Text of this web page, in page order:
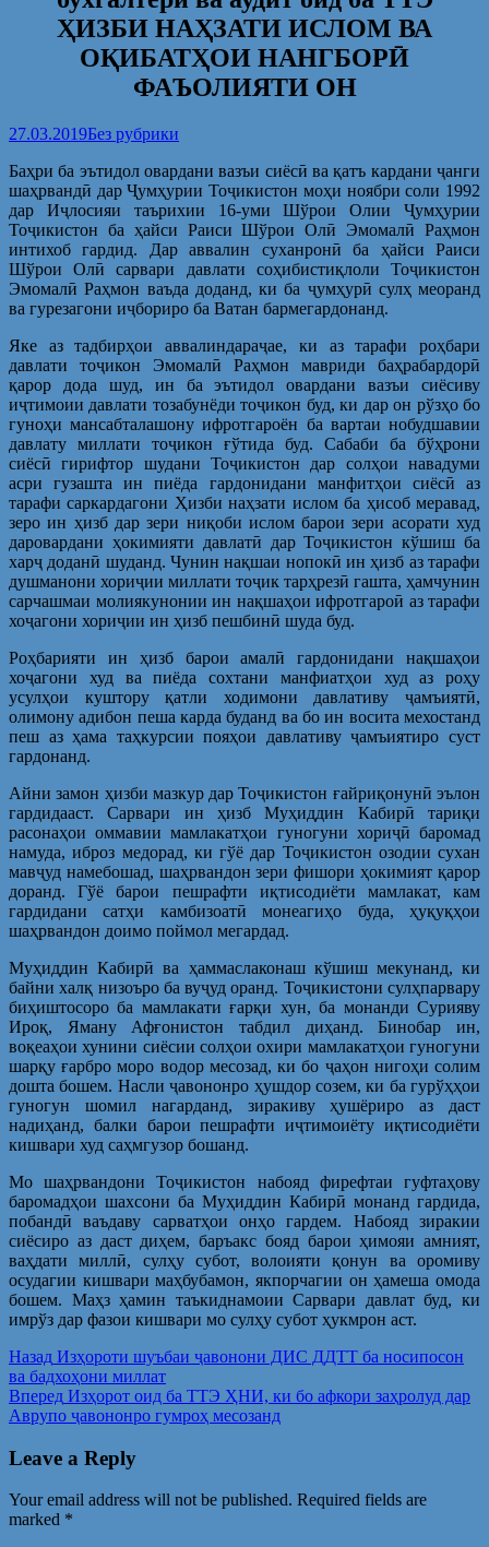
ҲИЗБИ НАҲЗАТИ ИСЛОМ ВА
ОҚИБАТҲОИ НАНГБОРӢ
ФАЪОЛИЯТИ ОН
27.03.2019Без рубрики
Баҳри ба эътидол овардани вазъи сиёсӣ ва қатъ кардани ҷанги
шаҳрвандӣ дар Ҷумҳурии Тоҷикистон моҳи ноябри соли 1992
дар Иҷлосияи таърихии 16-уми Шўрои Олии Ҷумҳурии
Тоҷикистон ба ҳайси Раиси Шўрои Олӣ Эмомалӣ Раҳмон
интихоб гардид. Дар аввалин суханронӣ ба ҳайси Раиси
Шўрои Олӣ сарвари давлати соҳибистиқлоли Тоҷикистон
Эмомалӣ Раҳмон ваъда доданд, ки ба ҷумҳурӣ сулҳ меоранд
ва гурезагони иҷбориро ба Ватан бармегардонанд.
Яке аз тадбирҳои аввалиндараҷае, ки аз тарафи роҳбари
давлати тоҷикон Эмомалӣ Раҳмон мавриди баҳрабардорӣ
қарор дода шуд, ин ба эътидол овардани вазъи сиёсиву
иҷтимоии давлати тозабунёди тоҷикон буд, ки дар он рўзҳо бо
гуноҳи мансабталашону ифротгароён ба вартаи нобудшавии
давлату миллати тоҷикон ғўтида буд. Сабаби ба бўҳрони
сиёсӣ гирифтор шудани Тоҷикистон дар солҳои навадуми
асри гузашта ин пиёда гардонидани манфитҳои сиёсӣ аз
тарафи саркардагони Ҳизби наҳзати ислом ба ҳисоб меравад,
зеро ин ҳизб дар зери ниқоби ислом барои зери асорати худ
даровардани ҳокимияти давлатӣ дар Тоҷикистон кўшиш ба
харҷ доданӣ шуданд. Чунин нақшаи нопокӣ ин ҳизб аз тарафи
душманони хориҷии миллати тоҷик тарҳрезӣ гашта, ҳамчунин
сарчашмаи молиякунонии ин нақшаҳои ифротгароӣ аз тарафи
хоҷагони хориҷии ин ҳизб пешбинӣ шуда буд.
Роҳбарияти ин ҳизб барои амалӣ гардонидани нақшаҳои
хоҷагони худ ва пиёда сохтани манфиатҳои худ аз роҳу
усулҳои куштору қатли ходимони давлативу ҷамъиятӣ,
олимону адибон пеша карда буданд ва бо ин восита мехостанд
пеш аз ҳама таҳкурсии пояҳои давлативу ҷамъиятиро суст
гардонанд.
Айни замон ҳизби мазкур дар Тоҷикистон ғайриқонунӣ эълон
гардидааст. Сарвари ин ҳизб Муҳиддин Кабирӣ тариқи
расонаҳои оммавии мамлакатҳои гуногуни хориҷӣ баромад
намуда, иброз медорад, ки гўё дар Тоҷикистон озодии сухан
мавҷуд намебошад, шаҳрвандон зери фишори ҳокимият қарор
доранд. Гўё барои пешрафти иқтисодиёти мамлакат, кам
гардидани сатҳи камбизоатӣ монеагиҳо буда, ҳуқуқҳои
шаҳрвандон доимо поймол мегардад.
Муҳиддин Кабирӣ ва ҳаммаслаконаш кўшиш мекунанд, ки
байни халқ низоъро ба вуҷуд оранд. Тоҷикистони сулҳпарвару
биҳиштосоро ба мамлакати ғарқи хун, ба монанди Сурияву
Ироқ, Яману Афғонистон табдил диҳанд. Бинобар ин,
воқеаҳои хунини сиёсии солҳои охири мамлакатҳои гуногуни
шарқу ғарбро моро водор месозад, ки бо ҷаҳон нигоҳи солим
дошта бошем. Насли ҷавононро ҳушдор созем, ки ба гурўҳҳои
гуногун шомил нагарданд, зиракиву ҳушёриро аз даст
надиҳанд, балки барои пешрафти иҷтимоиёту иқтисодиёти
кишвари худ саҳмгузор бошанд.
Мо шаҳрвандони Тоҷикистон набояд фирефтаи гуфтаҳову
баромадҳои шахсони ба Муҳиддин Кабирӣ монанд гардида,
побандӣ ваъдаву сарватҳои онҳо гардем. Набояд зиракии
сиёсиро аз даст диҳем, баръакс бояд барои ҳимояи амният,
ваҳдати миллӣ, сулҳу субот, волоияти қонун ва оромиву
осудагии кишвари маҳбубамон, якпорчагии он ҳамеша омода
бошем. Маҳз ҳамин таъкиднамоии Сарвари давлат буд, ки
имрўз дар фазои кишвари мо сулҳу субот ҳукмрон аст.
Post
navigation
Назад Предыдущая
запись:
Изҳороти шуъбаи ҷавонони ДИС ДДТТ ба носипосон
ва бадхоҳони миллат
Вперед Следующая
запись:
Изҳорот оид ба ТТЭ ҲНИ, ки бо афкори заҳролуд дар
Аврупо ҷавононро гумроҳ месозанд
Leave a Reply
Your email address will not be published. Required fields are
marked *